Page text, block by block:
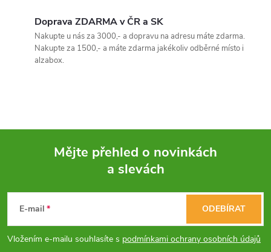
Doprava ZDARMA v ČR a SK
Nakupte u nás za 3000,- a dopravu na adresu máte zdarma.
Nakupte za 1500,- a máte zdarma jakékoliv odběrné místo i
alzabox.
p
Mějte přehled o novinkách
a slevách
E-mail
Vložením e-mailu souhlasíte s podmínkami ochrany osobních údajů
ODEBÍRAT